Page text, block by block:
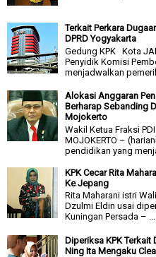
Terkait Perkara
DPRD Yogyakarta
Gedung KPK Kota
Penyidik Komisi
menjadwalkan
Alokasi Anggaran
Berharap Sebanding
Mojokerto
Wakil Ketua Fraksi
MOJOKERTO –
pendidikan yang
KPK Cecar Rita
Ke Jepang
Rita Maharani istri
Dzulmi Eldin usai
Kuningan Persada – ...
Diperiksa KPK Terkait
Ning Ita Mengaku